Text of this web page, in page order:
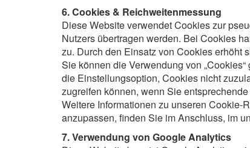
6. Cookies & Reichweitenmessung
Diese Website verwendet Cookies zur
Nutzers übertragen werden. Bei Cookies
zu. Durch den Einsatz von Cookies erhöht
Sie können die Verwendung von
die Einstellungsoption, Cookies nicht
zugreifen können, wenn Sie
Weitere Informationen zu unseren
anzupassen, finden Sie im Anschluss, im
7. Verwendung von Google Analytics